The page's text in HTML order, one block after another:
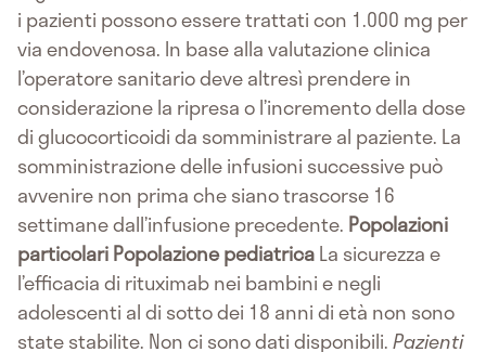
i pazienti possono essere trattati con 1.000 mg per
via endovenosa. In base alla valutazione clinica
l’operatore sanitario deve altresì prendere in
considerazione la ripresa o l’incremento della dose
di glucocorticoidi da somministrare al paziente. La
somministrazione delle infusioni successive può
avvenire non prima che siano trascorse 16
settimane dall’infusione precedente. Popolazioni
particolariPopolazione pediatricaLa sicurezza e
l’efficacia di rituximab nei bambini e negli
adolescenti al di sotto dei 18 anni di età non sono
state stabilite. Non ci sono dati disponibili.Pazienti